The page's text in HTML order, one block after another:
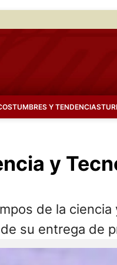
Y TENDENCIAS
y
de la
su entrega de